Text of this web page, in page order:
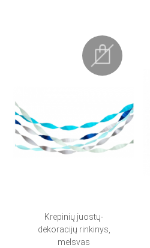
Krepinių juostų-
dekoracijų rinkinys,
melsvas